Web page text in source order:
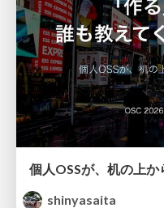
個人OSSが、机の上
shinyasaita